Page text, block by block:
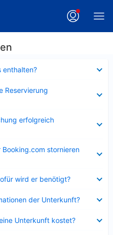
enthalten?
Reservierung
erfolgreich
stornieren
wird er benötigt?
der Unterkunft?
Unterkunft kostet?